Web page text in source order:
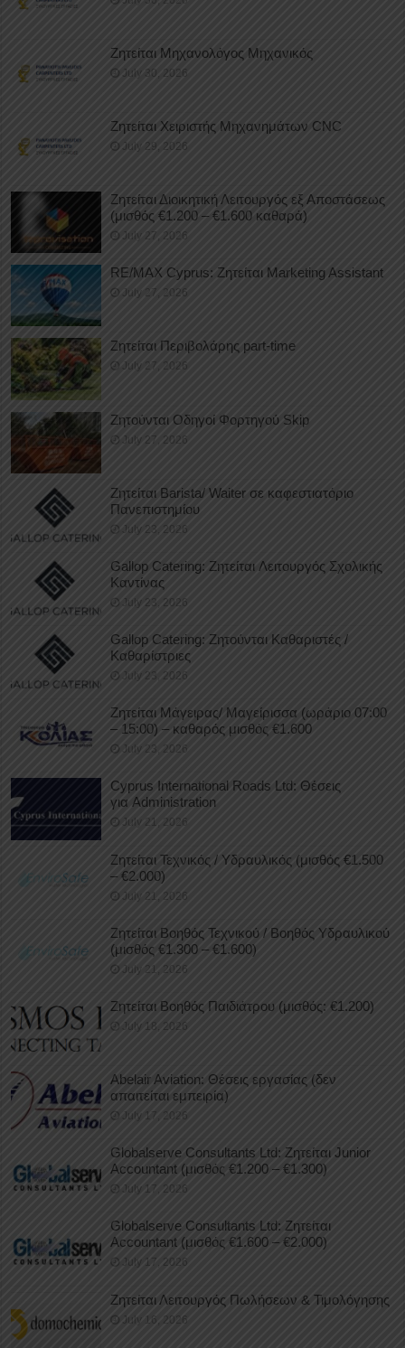
Ζητείται Μηχανολόγος Μηχανικός
July 30, 2026
Ζητείται Χειριστής Μηχανημάτων CNC
July 29, 2026
Ζητείται Διοικητική Λειτουργός εξ Αποστάσεως
(μισθός €1.200 – €1.600 καθαρά)
July 27, 2026
RE/MAX Cyprus: Ζητείται Marketing Assistant
July 27, 2026
Ζητείται Περιβολάρης part-time
July 27, 2026
Ζητούνται Οδηγοί Φορτηγού Skip
July 27, 2026
Ζητείται Barista/ Waiter σε καφεστιατόριο
Πανεπιστημίου
July 23, 2026
Gallop Catering: Ζητείται Λειτουργός Σχολικής
Καντίνας
July 23, 2026
Gallop Catering: Ζητούνται Καθαριστές /
Καθαρίστριες
July 23, 2026
Ζητείται Μάγειρας/ Μαγείρισσα (ωράριο 07:00
– 15:00) – καθαρός μισθός €1.600
July 23, 2026
Cyprus International Roads Ltd: Θέσεις
για Administration
July 21, 2026
Ζητείται Τεχνικός / Υδραυλικός (μισθός €1.500
– €2.000)
July 21, 2026
Ζητείται Βοηθός Τεχνικού / Βοηθός Υδραυλικού
(μισθός €1.300 – €1.600)
July 21, 2026
Ζητείται Βοηθός Παιδιάτρου (μισθός: €1.200)
July 18, 2026
Abelair Aviation: Θέσεις εργασίας (δεν
απαιτείται εμπειρία)
July 17, 2026
Globalserve Consultants Ltd: Ζητείται Junior
Accountant (μισθός €1.200 – €1.300)
July 17, 2026
Globalserve Consultants Ltd: Ζητείται
Accountant (μισθός €1.600 – €2.000)
July 17, 2026
Ζητείται Λειτουργός Πωλήσεων & Τιμολόγησης
July 16, 2026